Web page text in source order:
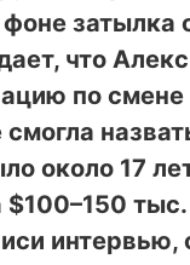
затылка
что
по смене
около 17
$100–150
интервью,